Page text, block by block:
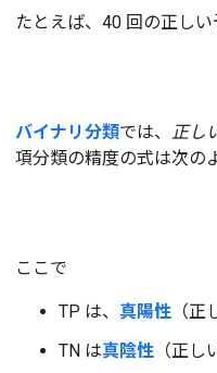
たとえば、40 回の正し
バイナリ分類では、 正し
項分類の精度の式は次の
ここで
TP は、 真陽性 （正
TN は真陰性 （正し